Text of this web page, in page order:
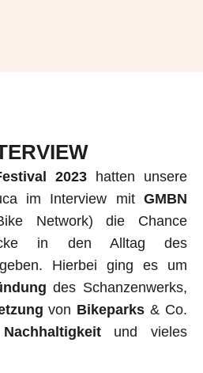
2023 hatten unsere
im Interview mit GMBN
Net­work) die Chance
in den Alltag des
Hierbei ging es um
des Schanzenwerks,
von Bikeparks & Co.
Nachhaltigkeitund vieles